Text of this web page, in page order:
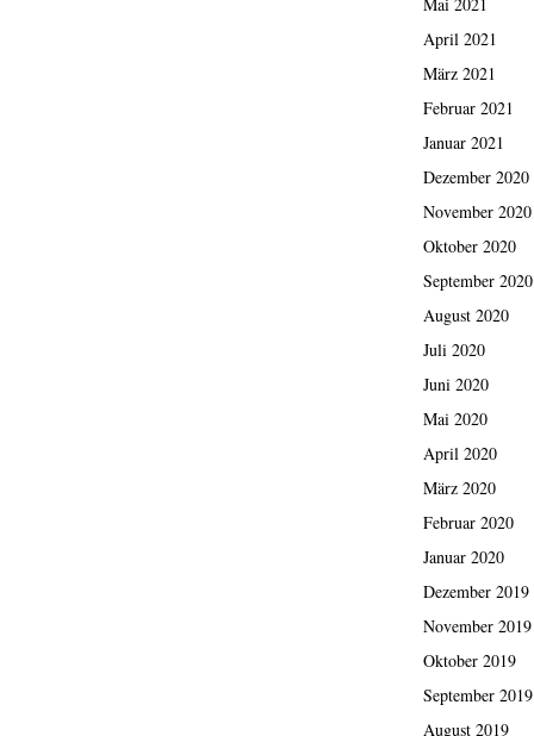
April 2021
März 2021
Februar 2021
Januar 2021
Dezember 2020
November 2020
Oktober 2020
September 2020
August 2020
Juli 2020
Juni 2020
Mai 2020
April 2020
März 2020
Februar 2020
Januar 2020
Dezember 2019
November 2019
Oktober 2019
September 2019
August 2019